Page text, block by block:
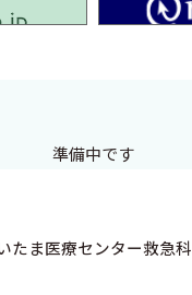
たま医療センター救急科